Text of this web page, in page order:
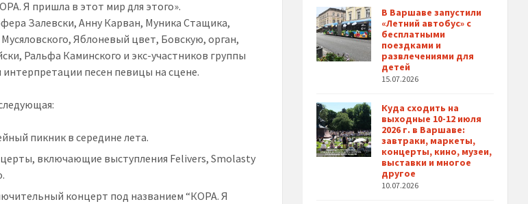
Я пришла в этот мир для этого».
Залевски, Анну Карван, Муника Стащика,
Яблоневый цвет, Бовскую, орган,
Ральфа Каминского и экс-участников группы
интерпретации песен певицы на сцене.
пикник в середине лета.
включающие выступления Felivers, Smolasty
концерт под названием “КОРА. Я
В Варшаве запустили
«Летний автобус» с
бесплатными
поездками и
развлечениями для
детей
15.07.2026
Куда сходить на
выходные 10-12 июля
2026 г. в Варшаве:
завтраки, маркеты,
концерты, кино, музеи,
выставки и многое
другое
10.07.2026